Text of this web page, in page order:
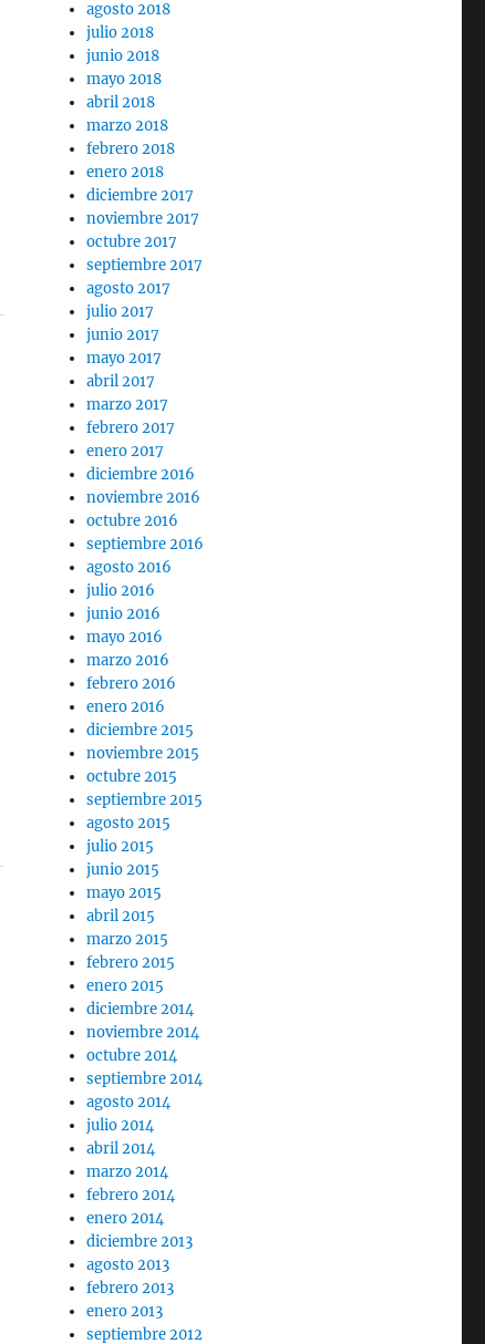
agosto 2018
julio 2018
junio 2018
mayo 2018
abril 2018
marzo 2018
febrero 2018
enero 2018
diciembre 2017
noviembre 2017
octubre 2017
septiembre 2017
agosto 2017
julio 2017
junio 2017
mayo 2017
abril 2017
marzo 2017
febrero 2017
enero 2017
diciembre 2016
noviembre 2016
octubre 2016
septiembre 2016
agosto 2016
julio 2016
junio 2016
mayo 2016
marzo 2016
febrero 2016
enero 2016
diciembre 2015
noviembre 2015
octubre 2015
septiembre 2015
agosto 2015
julio 2015
junio 2015
mayo 2015
abril 2015
marzo 2015
febrero 2015
enero 2015
diciembre 2014
noviembre 2014
octubre 2014
septiembre 2014
agosto 2014
julio 2014
abril 2014
marzo 2014
febrero 2014
enero 2014
diciembre 2013
agosto 2013
febrero 2013
enero 2013
septiembre 2012